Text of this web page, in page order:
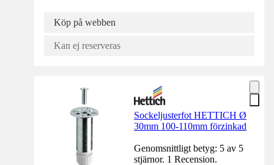
Köp på webben
Kan ej reserveras
Sockeljusterfot HETTICH Ø
30mm 100-110mm förzinkad
Genomsnittligt betyg: 5 av 5
stjärnor. 1 Recension.